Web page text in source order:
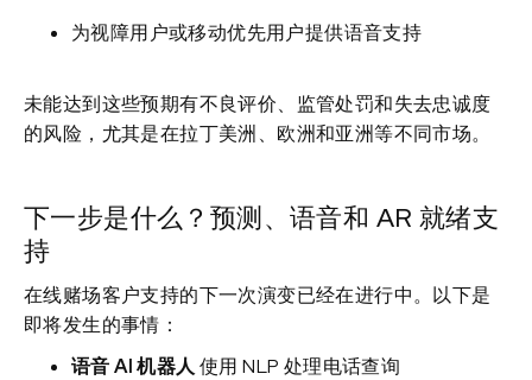
为视障用户或移动优先用户提供语音支持
未能达到这些预期有不良评价、监管处罚和失去忠诚度
的风险，尤其是在拉丁美洲、欧洲和亚洲等不同市场。
下一步是什么？预测、语音和 AR 就绪支
持
在线赌场客户支持的下一次演变已经在进行中。以下是
即将发生的事情：
语音 AI 机器人 使用 NLP 处理电话查询